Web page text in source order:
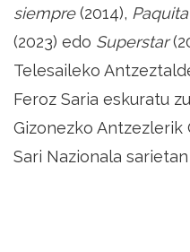
siempre(2014),
(2023) edo Superstar
Telesaileko
Feroz Saria eskuratu
Gizonezko Antzezlerik
Sari Nazionala sarietan